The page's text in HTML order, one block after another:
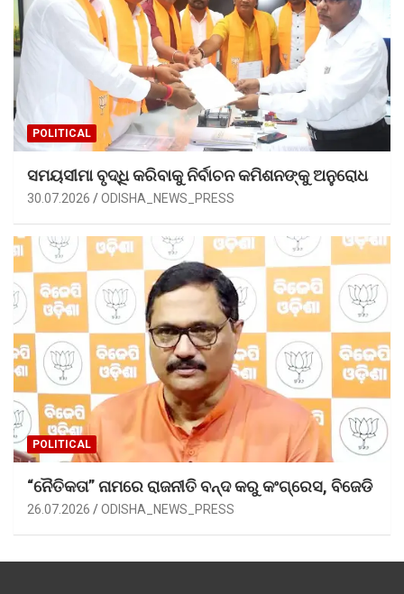
POLITICAL
ସମୟସୀମା ବୃଦ୍ଧି କରିବାକୁ ନିର୍ବାଚନ କମିଶନଙ୍କୁ ଅନୁରୋଧ
30.07.2026 ODISHA_NEWS_PRESS
POLITICAL
“ନୈତିକତା” ନାମରେ ରାଜନୀତି ବନ୍ଦ କରୁ କଂଗ୍ରେସ, ବିଜେଡି
26.07.2026 ODISHA_NEWS_PRESS